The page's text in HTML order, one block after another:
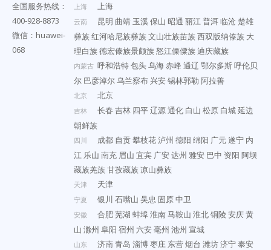
全国服务热线：
400-928-8873
微信：huawei-
068
上海 上海
云南 昆明 曲靖 玉溪保山 昭通 丽江普洱临沧楚雄
彝族红河哈尼族彝族文山壮族苗族西双版纳傣族 大
理白族德宏傣族景颇族怒江傈僳族迪庆藏族
内蒙古 呼和浩特包头乌海赤峰通辽 鄂尔多斯呼伦贝
尔 巴彦淖尔乌兰察布 兴安锡林郭勒 阿拉善
北京 北京
吉林 长春 吉林 四平辽源通化 白山 松原 白城延边
朝鲜族
四川 成都 自贡攀枝花泸州 德阳 绵阳 广元遂宁 内
江 乐山 南充 眉山 宜宾 广安达州 雅安 巴中 资阳 阿坝
藏族羌族甘孜藏族凉山彝族
天津 天津
宁夏 银川 石嘴山 吴忠 固原中卫
安徽 合肥芜湖 蚌埠淮南马鞍山 淮北铜陵 安庆黄
山 滁州 阜阳 宿州 六安亳州 池州 宣城
山东 济南青岛 淄博枣庄 东营烟台 潍坊济宁泰安